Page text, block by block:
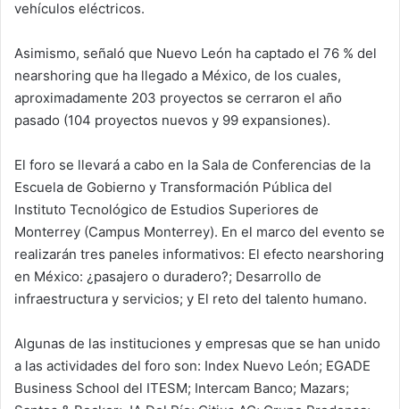
vehículos eléctricos.
Asimismo, señaló que Nuevo León ha captado el 76 % del
nearshoring que ha llegado a México, de los cuales,
aproximadamente 203 proyectos se cerraron el año
pasado (104 proyectos nuevos y 99 expansiones).
El foro se llevará a cabo en la Sala de Conferencias de la
Escuela de Gobierno y Transformación Pública del
Instituto Tecnológico de Estudios Superiores de
Monterrey (Campus Monterrey). En el marco del evento se
realizarán tres paneles informativos: El efecto nearshoring
en México: ¿pasajero o duradero?; Desarrollo de
infraestructura y servicios; y El reto del talento humano.
Algunas de las instituciones y empresas que se han unido
a las actividades del foro son: Index Nuevo León; EGADE
Business School del ITESM; Intercam Banco; Mazars;